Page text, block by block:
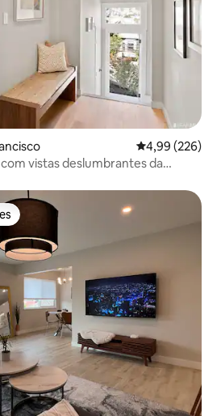
4,99 de uma
4,99 (226)
vistas deslumbrantes da